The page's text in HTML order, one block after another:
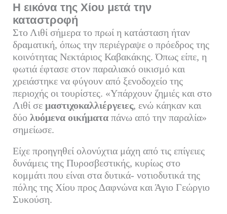
Η εικόνα της Χίου μετά την
καταστροφή
Στο Λιθί σήμερα το πρωί η κατάσταση ήταν
δραματική, όπως την περιέγραψε ο πρόεδρος της
κοινότητας Νεκτάριος Καβακάκης. Όπως είπε, η
φωτιά έφτασε στον παραλιακό οικισμό και
χρειάστηκε να φύγουν από ξενοδοχείο της
περιοχής οι τουρίστες. «Υπάρχουν ζημιές και στο
Λιθί σε μαστιχοκαλλιέργειες, ενώ κάηκαν και
δύο λυόμενα οικήματα πάνω από την παραλία»
σημείωσε.
Είχε προηγηθεί ολονύχτια μάχη από τις επίγειες
δυνάμεις της Πυροσβεστικής, κυρίως στο
κομμάτι που είναι στα δυτικά- νοτιοδυτικά της
πόλης της Χίου προς Δαφνώνα και Άγιο Γεώργιο
Συκούση.